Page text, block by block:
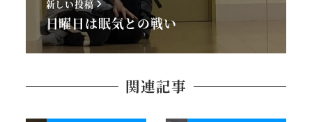
新しい投稿
日曜日は眠気との戦い
関連記事